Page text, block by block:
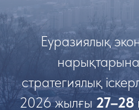
Еуразиялық
стратегиялық
2026 жылғы